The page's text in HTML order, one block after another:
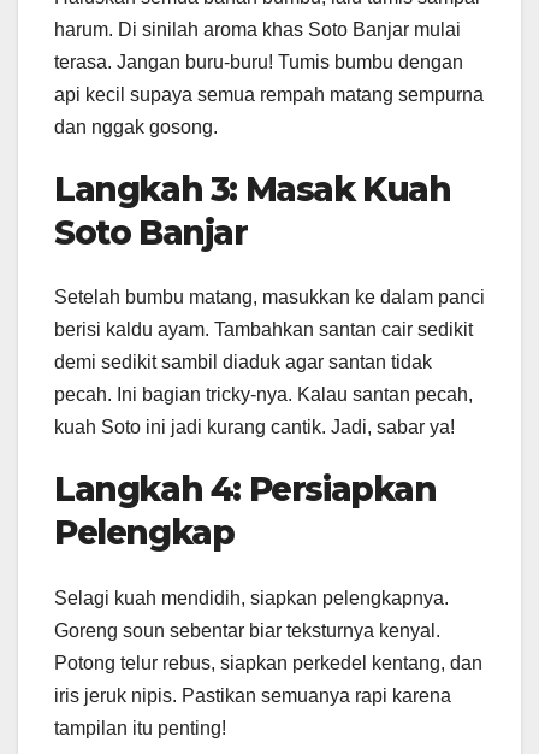
harum. Di sinilah aroma khas Soto Banjar mulai
terasa. Jangan buru-buru! Tumis bumbu dengan
api kecil supaya semua rempah matang sempurna
dan nggak gosong.
Langkah 3: Masak Kuah
Soto Banjar
Setelah bumbu matang, masukkan ke dalam panci
berisi kaldu ayam. Tambahkan santan cair sedikit
demi sedikit sambil diaduk agar santan tidak
pecah. Ini bagian tricky-nya. Kalau santan pecah,
kuah Soto ini jadi kurang cantik. Jadi, sabar ya!
Langkah 4: Persiapkan
Pelengkap
Selagi kuah mendidih, siapkan pelengkapnya.
Goreng soun sebentar biar teksturnya kenyal.
Potong telur rebus, siapkan perkedel kentang, dan
iris jeruk nipis. Pastikan semuanya rapi karena
tampilan itu penting!